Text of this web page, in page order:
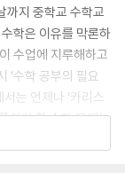
까지 중학교 수학교
학은 이유를 막론하
수업에 지루해하고
‘수학 공부의 필요
는 언제나 ‘카리스
어야 할 수학 문제는
석사학위를 받았